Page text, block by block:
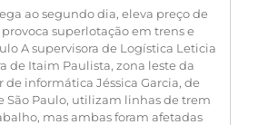
ao segundo dia, eleva preço de
superlotação em trens e
A supervisora de Logística Leticia
de Itaim Paulista, zona leste da
de informática Jéssica Garcia, de
São Paulo, utilizam linhas de trem
mas ambas foram afetadas